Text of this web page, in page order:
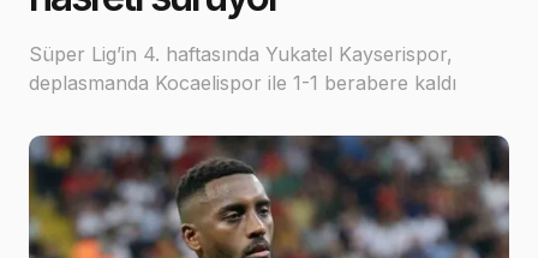
Süper Lig’in 4. haftasında Yukatel Kayserispor,
deplasmanda Kocaelispor ile 1-1 berabere kaldı